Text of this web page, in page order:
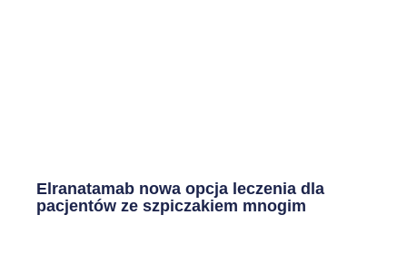
Elranatamab nowa opcja leczenia dla
pacjentów ze szpiczakiem mnogim